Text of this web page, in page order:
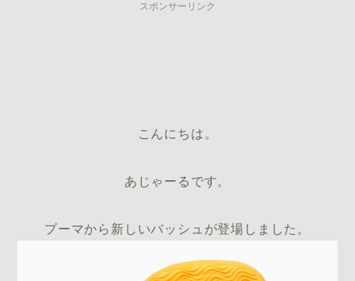
スポンサーリンク
こんにちは。
あじゃーるです。
プーマから新しいバッシュが登場しました。